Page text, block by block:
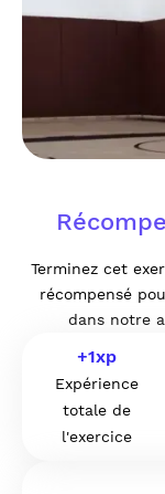
Terminez cet
récompensé
dans notre
+1xp
Expérience
totale de
l'exercice